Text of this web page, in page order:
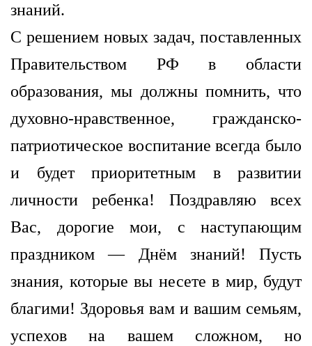
знаний.
С решением новых задач, поставленных
Правительством РФ в области
образования, мы должны помнить, что
духовно-нравственное, гражданско-
патриотическое воспитание всегда было
и будет приоритетным в развитии
личности ребенка! Поздравляю всех
Вас, дорогие мои, с наступающим
праздником — Днём знаний! Пусть
знания, которые вы несете в мир, будут
благими! Здоровья вам и вашим семьям,
успехов на вашем сложном, но